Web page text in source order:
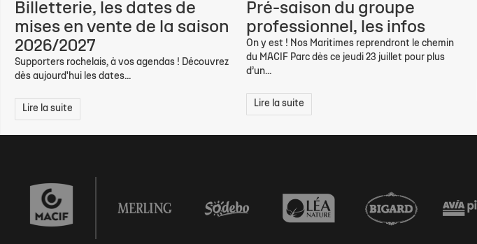
Billetterie, les dates de
mises en vente de la saison
2026/2027
Supporters rochelais, à vos agendas ! Découvrez
dès aujourd'hui les dates...
Lire la suite
Pré-saison du groupe
professionnel, les infos
On y est ! Nos Maritimes reprendront le chemin
du MACIF Parc dès ce jeudi 23 juillet pour plus
d’un...
Lire la suite